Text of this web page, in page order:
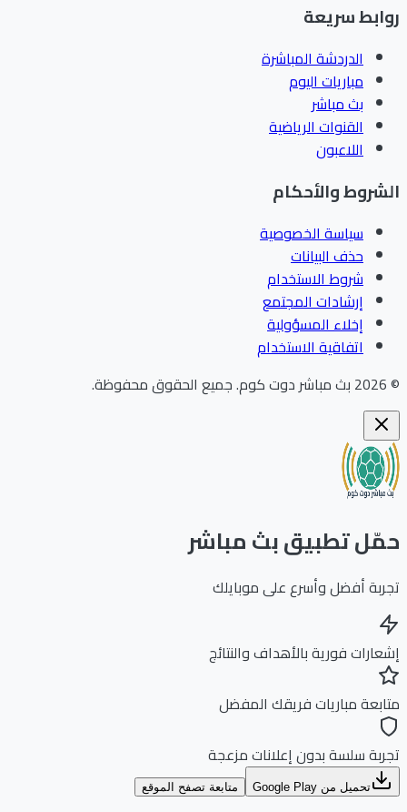
سريعة
الدردشة المباشرة
مباريات اليوم
بث مباشر
القنوات الرياضية
اللاعبون
والأحكام
سياسة الخصوصية
حذف البيانات
شروط الاستخدام
إرشادات المجتمع
إخلاء المسؤولية
اتفاقية الاستخدام
بث مباشر دوت كوم.جميع الحقوق محفوظة.
تطبيق بث مباشر
أفضل وأسرع على موبايلك
فورية بالأهداف والنتائج
مباريات فريقك المفضل
سلسة بدون إعلانات مزعجة
تحميل من Google Play متابعة تصفح الموقع